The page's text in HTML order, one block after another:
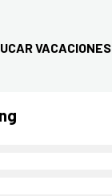
VACACIONES